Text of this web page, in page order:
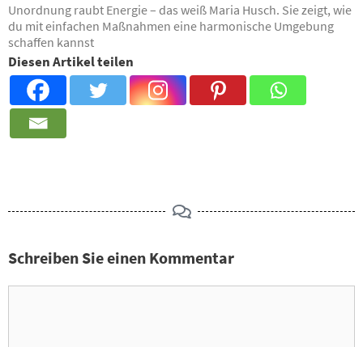
Unordnung raubt Energie – das weiß Maria Husch. Sie zeigt, wie
du mit einfachen Maßnahmen eine harmonische Umgebung
schaffen kannst
Diesen Artikel teilen
Schreiben Sie einen Kommentar